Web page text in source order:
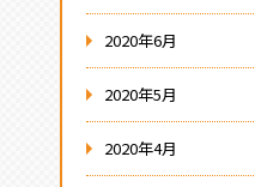
2020年6月
2020年5月
2020年4月